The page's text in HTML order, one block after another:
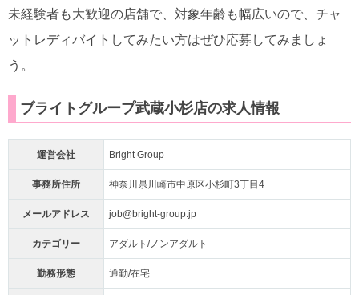
未経験者も大歓迎の店舗で、対象年齢も幅広いので、チャ
ットレディバイトしてみたい方はぜひ応募してみましょ
う。
ブライトグループ武蔵小杉店の求人情報
運営会社 Bright Group
事務所住所 神奈川県川崎市中原区小杉町3丁目4
メールアドレス job@bright-group.jp
カテゴリー アダルト/ノンアダルト
勤務形態 通勤/在宅